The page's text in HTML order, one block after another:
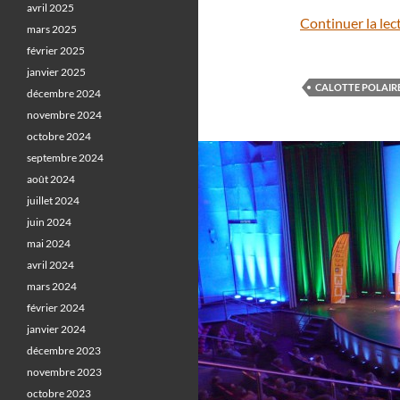
Continuer la
CALOTTE
avril 2025
mars 2025
février 2025
janvier 2025
décembre 2024
novembre 2024
octobre 2024
septembre 2024
août 2024
juillet 2024
juin 2024
mai 2024
avril 2024
mars 2024
février 2024
janvier 2024
décembre 2023
novembre 2023
octobre 2023